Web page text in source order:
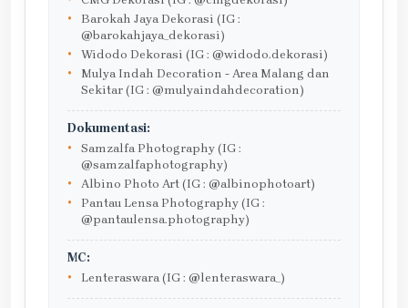
Barokah Jaya Dekorasi (IG :
@barokahjaya_dekorasi)
Widodo Dekorasi (IG : @widodo.dekorasi)
Mulya Indah Decoration - Area Malang dan
Sekitar (IG : @mulyaindahdecoration)
Dokumentasi:
Samzalfa Photography (IG :
@samzalfaphotography)
Albino Photo Art (IG : @albinophotoart)
Pantau Lensa Photography (IG :
@pantaulensa.photography)
MC:
Lenteraswara (IG : @lenteraswara_)